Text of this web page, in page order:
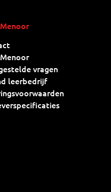
vragen
leerbedrijf